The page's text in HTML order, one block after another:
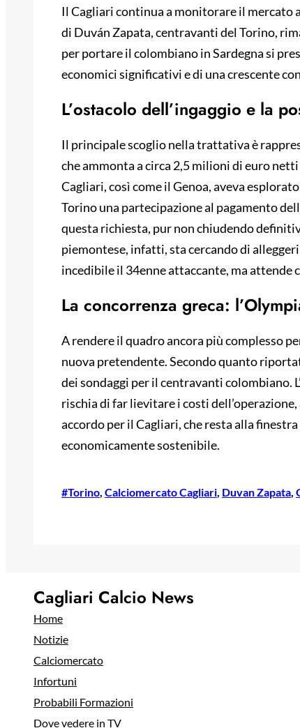
Il Cagliari continua a monitorare il mercato
di Duván Zapata, centravanti del Torino,
per portare il colombiano in Sardegna si
economici significativi e di una crescente
L’ostacolo dell’ingaggio e la
Il principale scoglio nella trattativa è
che ammonta a circa 2,5 milioni di euro
Cagliari, così come il Genoa, aveva
Torino una partecipazione al pagamento
questa richiesta, pur non chiudendo
piemontese, infatti, sta cercando di
incedibile il 34enne attaccante, ma
La concorrenza greca:
A rendere il quadro ancora più complesso
nuova pretendente. Secondo quanto
dei sondaggi per il centravanti colombiano.
rischia di far lievitare i costi
accordo per il Cagliari, che resta alla
economicamente sostenibile.
#Torino, Calciomercato Cagliari, Duvan Zapata,
Cagliari Calcio News
Home
Notizie
Calciomercato
Infortuni
Probabili Formazioni
Dove vedere in TV